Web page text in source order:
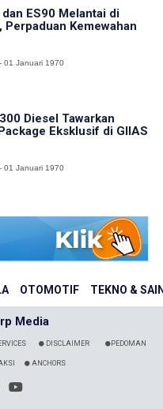
OTOMOTIF TEKNO &
ES90 Melantai di
Perpaduan Kemewahan
01 Januari 1970
Diesel Tawarkan
Eksklusif di GIIAS
01 Januari 1970
Media
DISCLAIMER PEDOMAN
ANCHORS